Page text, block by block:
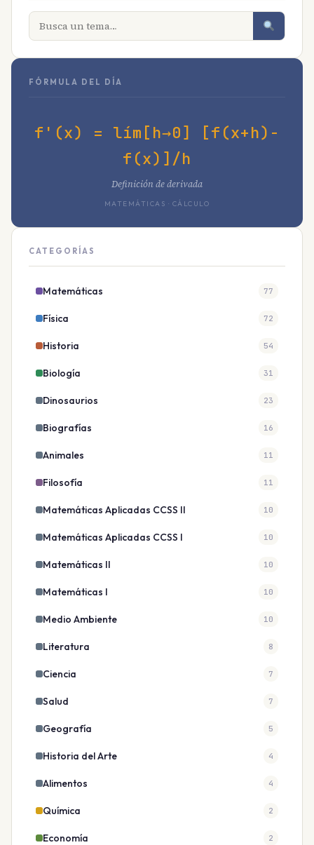
FÓRMULA DEL DÍA
f'(x) = lím[h→0] [f(x+h)-
f(x)]/h
Definición de derivada
MATEMÁTICAS · CÁLCULO
CATEGORÍAS
Matemáticas 77
Física 72
Historia 54
Biología 31
Dinosaurios 23
Biografías 16
Animales 11
Filosofía 11
Matemáticas Aplicadas CCSS II 10
Matemáticas Aplicadas CCSS I 10
Matemáticas II 10
Matemáticas I 10
Medio Ambiente 10
Literatura 8
Ciencia 7
Salud 7
Geografía 5
Historia del Arte 4
Alimentos 4
Química 2
Economía 2